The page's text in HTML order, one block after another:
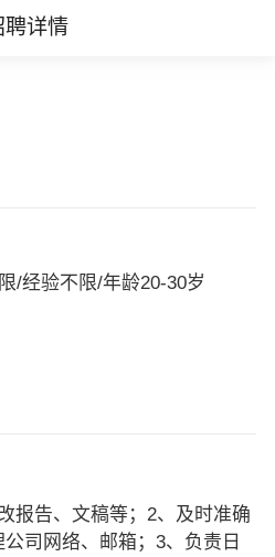
聘详情
/经验不限/年龄20-30岁
报告、文稿等；2、及时准确
司网络、邮箱；3、负责日